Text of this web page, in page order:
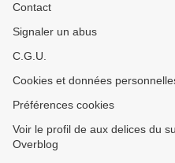
Contact
Signaler un abus
C.G.U.
Cookies et données
Préférences cookies
Voir le profil de aux delices du
Overblog